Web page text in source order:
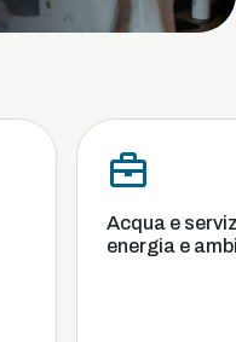
Acqua e
energia e